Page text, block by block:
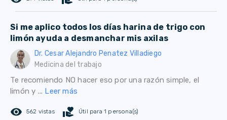
Si me aplico todos los días harina de trigo con
limón ayuda a desmanchar mis axilas
Dr. Cesar Alejandro Penatez Villadiego
Medicina del trabajo
Te recomiendo NO hacer eso por una razón simple, el
limón y ... Leer más
remove_red_eye 562 vistas volunteer_activism Útil para 1 persona(s)